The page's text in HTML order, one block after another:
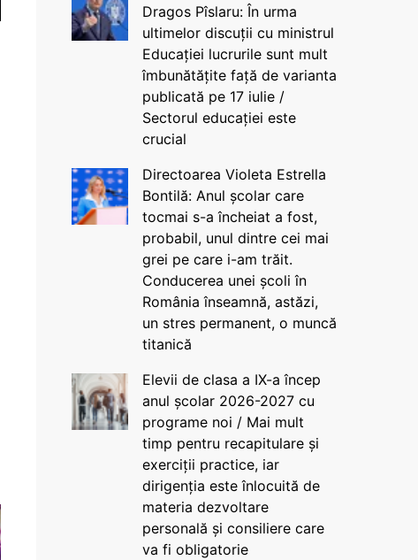
Dragos Pîslaru: În urma
ultimelor discuții cu ministrul
Educației lucrurile sunt mult
îmbunătățite față de varianta
publicată pe 17 iulie /
Sectorul educației este
crucial
Directoarea Violeta Estrella
Bontilă: Anul școlar care
tocmai s-a încheiat a fost,
probabil, unul dintre cei mai
grei pe care i-am trăit.
Conducerea unei școli în
România înseamnă, astăzi,
un stres permanent, o muncă
titanică
Elevii de clasa a IX-a încep
anul școlar 2026-2027 cu
programe noi / Mai mult
timp pentru recapitulare și
exerciții practice, iar
dirigenția este înlocuită de
materia dezvoltare
personală și consiliere care
va fi obligatorie